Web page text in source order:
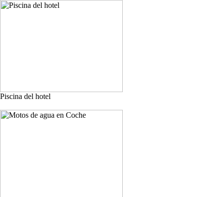
Piscina del hotel